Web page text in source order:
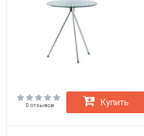
0 отзывов Купить